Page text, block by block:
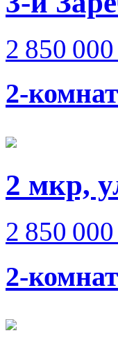
2 850
2-
2 мкр,
2 850
2-